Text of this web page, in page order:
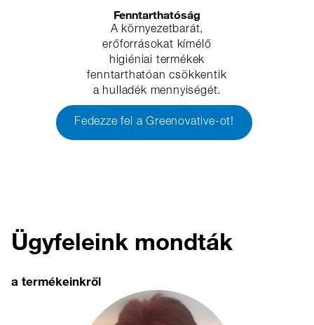
Fenntarthatóság
A környezetbarát,
erőforrásokat kímélő
higiéniai termékek
fenntarthatóan csökkentik
a hulladék mennyiségét.
Fedezze fel a Greenovative-ot!
Ügyfeleink mondták
a termékeinkről